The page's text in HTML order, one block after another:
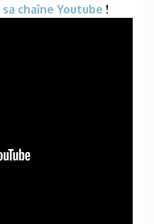
sa chaîne Youtube !